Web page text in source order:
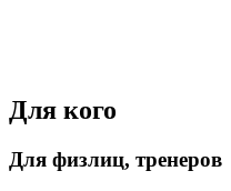
Для кого
Для физлиц, тренеров